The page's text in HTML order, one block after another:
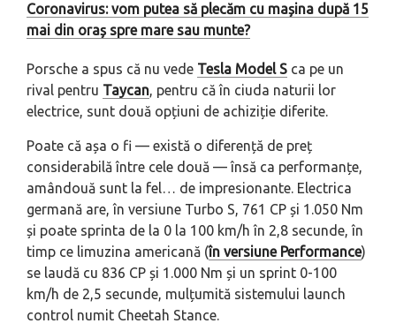
Coronavirus: vom putea să plecăm cu mașina după 15
mai din oraș spre mare sau munte?
Porsche a spus că nu vede Tesla Model S ca pe un
rival pentru Taycan, pentru că în ciuda naturii lor
electrice, sunt două opțiuni de achiziție diferite.
Poate că așa o fi — există o diferență de preț
considerabilă între cele două — însă ca performanțe,
amândouă sunt la fel… de impresionante. Electrica
germană are, în versiune Turbo S, 761 CP și 1.050 Nm
și poate sprinta de la 0 la 100 km/h în 2,8 secunde, în
timp ce limuzina americană (în versiune Performance)
se laudă cu 836 CP și 1.000 Nm și un sprint 0-100
km/h de 2,5 secunde, mulțumită sistemului launch
control numit Cheetah Stance.